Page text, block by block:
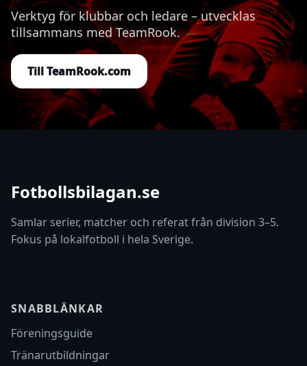
Verktyg för klubbar och ledare – utvecklas
tillsammans med TeamRook.
Till TeamRook.com
Fotbollsbilagan.se
Samlar serier, matcher och referat från division 3–5.
Fokus på lokalfotboll i hela Sverige.
SNABBLÄNKAR
Föreningsguide
Tränarutbildningar